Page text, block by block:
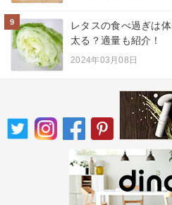
9
レタスの食べ過ぎは
太る？適量も紹介！
2024年03月08日